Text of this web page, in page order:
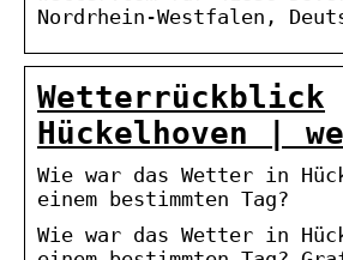
Nordrhein-Westfalen,
Wetterrückblick
Hückelhoven |
Wie war das Wetter in
einem bestimmten Tag?
Wie war das Wetter in